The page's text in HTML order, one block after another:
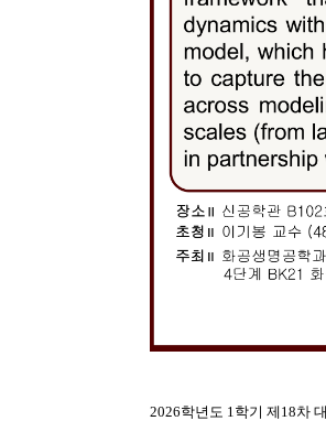
2026학년도 1학기 제18차